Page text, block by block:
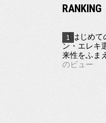
RANKING
【はじめて
ン・エレキ
来性をふま
のビュー